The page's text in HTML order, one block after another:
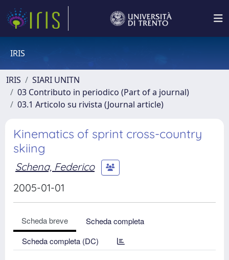
IRIS
IRIS
SIARI UNITN
03 Contributo in periodico (Part of a journal)
03.1 Articolo su rivista (Journal article)
Kinematics of sprint cross-country
skiing
Schena, Federico
2005-01-01
Scheda breve
Scheda completa
Scheda completa (DC)